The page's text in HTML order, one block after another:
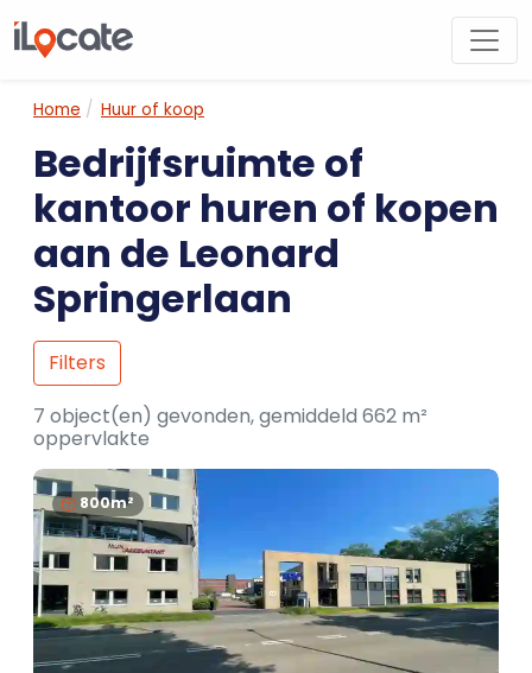
Home Huur of koop
Bedrijfsruimte of
kantoor huren of kopen
aan de Leonard
Springerlaan
Filters
7 object(en) gevonden, gemiddeld 662 m²
oppervlakte
800m²